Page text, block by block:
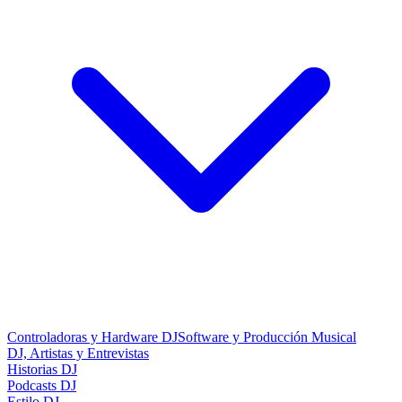
Controladoras y Hardware DJSoftware y Producción Musical
DJ, Artistas y Entrevistas
Historias DJ
Podcasts DJ